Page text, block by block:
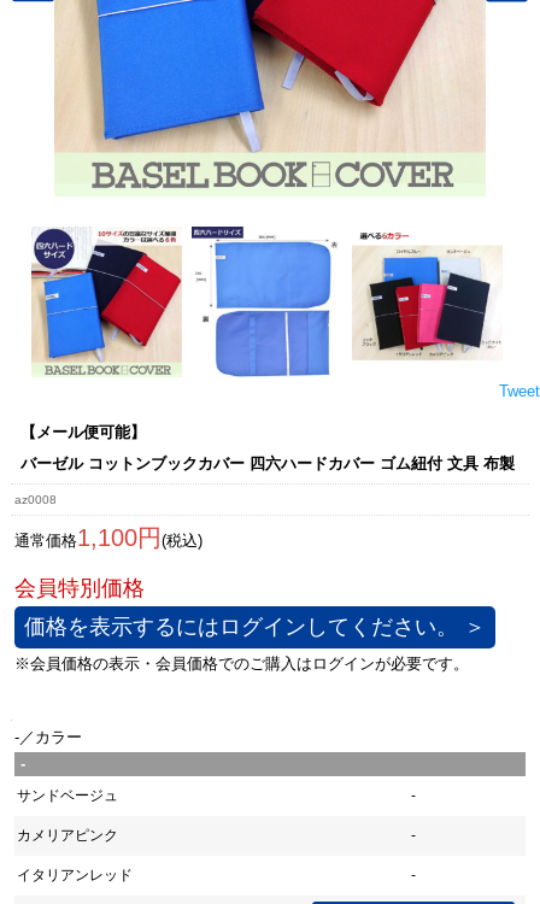
Tweet
【メール便可能】
バーゼル コットンブックカバー 四六ハードカバー ゴム紐付 文具 布製
az0008
通常価格1,100円 (税込)
価格を表示するにはログインしてください。 ＞
-／カラー
-
サンドベージュ -
カメリアピンク -
イタリアンレッド -